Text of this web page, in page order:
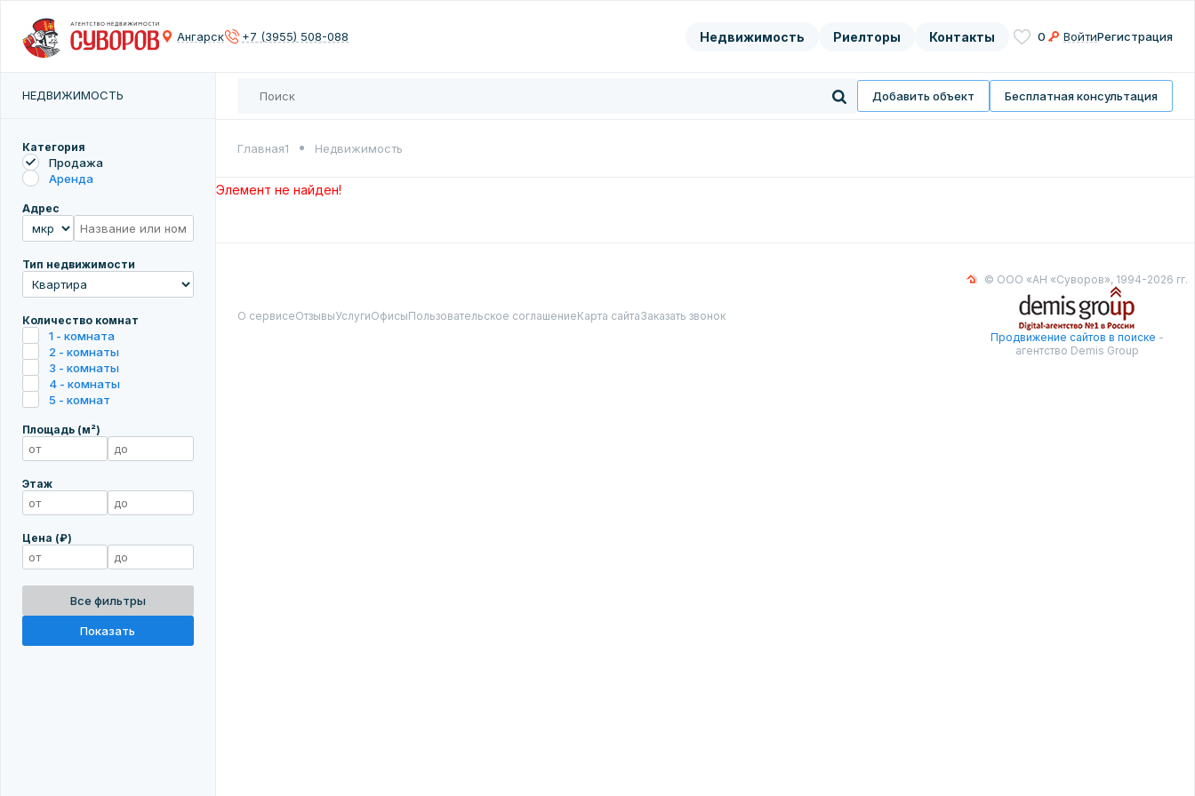
Ангарск +7 (3955) 508-088 Недвижимость Риелторы Контакты 0 ВойтиРегистрация
НЕДВИЖИМОСТЬ
Категория
Продажа
Аренда
Адрес
Тип недвижимости
Количество комнат
1 - комната
2 - комнаты
3 - комнаты
4 - комнаты
5 - комнат
Площадь (м²)
Этаж
Цена (₽)
Все фильтры
Показать
Добавить объект Бесплатная консультация
Главная1 Недвижимость
Элемент не найден!
О сервисеОтзывыУслугиОфисыПользовательское соглашениеКарта сайтаЗаказать звонок
© ООО «АН «Суворов», 1994-2026 гг.
Продвижение сайтов в поиске -
агентство Demis Group